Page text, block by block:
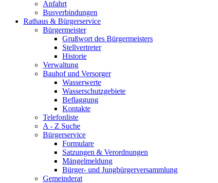
Anfahrt
Busverbindungen
Rathaus & Bürgerservice
Bürgermeister
Grußwort des Bürgermeisters
Stellvertreter
Historie
Verwaltung
Bauhof und Versorger
Wasserwerte
Wasserschutzgebiete
Beflaggung
Kontakte
Telefonliste
A - Z Suche
Bürgerservice
Formulare
Satzungen & Verordnungen
Mängelmeldung
Bürger- und Jungbürgerversammlung
Gemeinderat